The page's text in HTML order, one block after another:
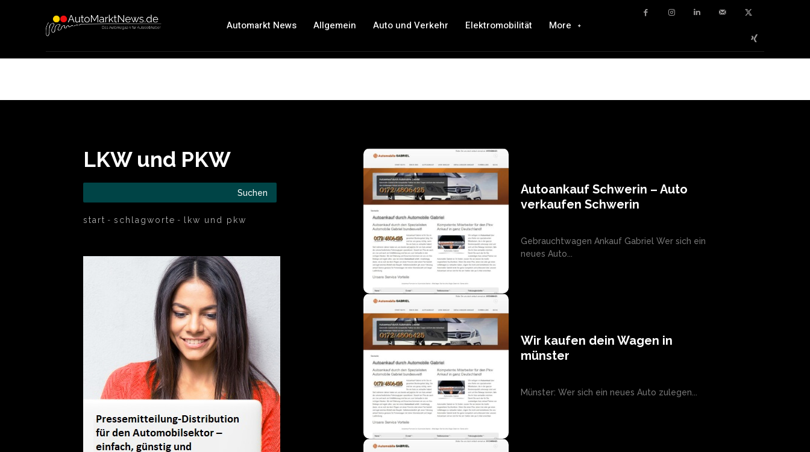
Automarkt News Allgemein Auto und Verkehr Elektromobilität More
LKW und PKW
Suchen
start schlagworte lkw und pkw
Autoankauf Schwerin – Auto
verkaufen Schwerin
Gebrauchtwagen Ankauf Gabriel Wer sich ein
neues Auto...
Wir kaufen dein Wagen in
münster
Münster: Wer sich ein neues Auto zulegen...